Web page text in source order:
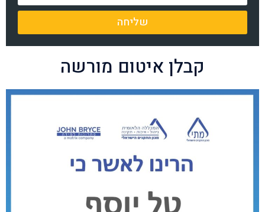
שליחה
קבלן איטום מורשה